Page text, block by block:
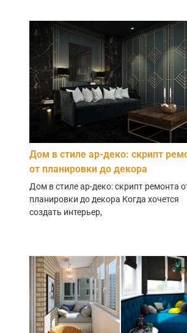
Дом в стиле ар-деко: скрипт
от планировки до декора
Дом в стиле ар-деко: скрипт ремонта
планировки до декора Когда хочется
создать интерьер,